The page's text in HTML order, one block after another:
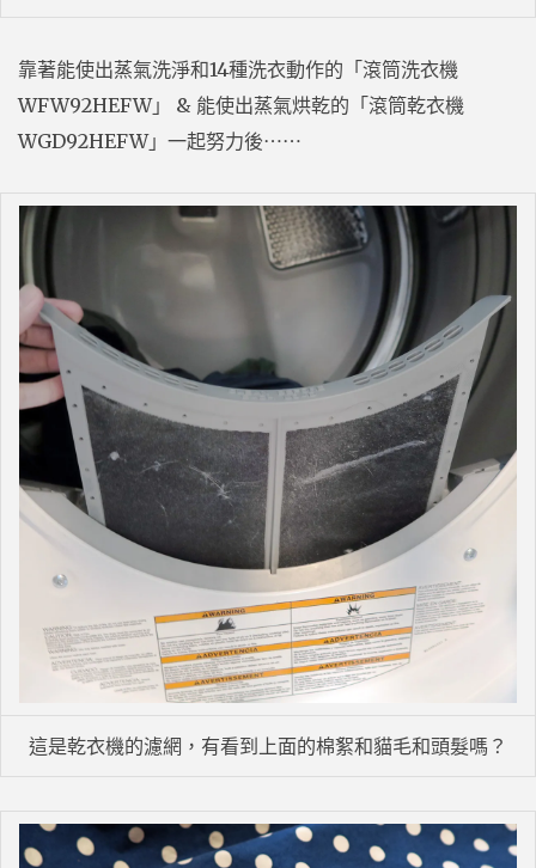
靠著能使出蒸氣洗淨和14種洗衣動作的「滾筒洗衣機
WFW92HEFW」 & 能使出蒸氣烘乾的「滾筒乾衣機
WGD92HEFW」一起努力後⋯⋯
這是乾衣機的濾網，有看到上面的棉絮和貓毛和頭髮嗎？